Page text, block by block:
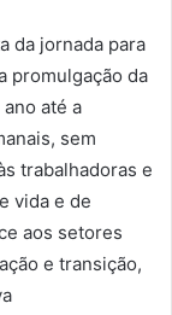
da jornada para
promulgação da
até a
sem
trabalhadoras e
vida e de
aos setores
e transição,